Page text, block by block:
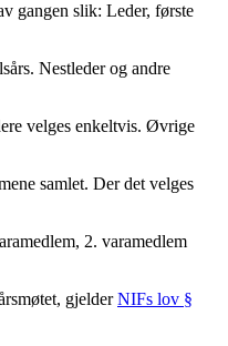
gangen slik: Leder, første
Nestleder og andre
velges enkeltvis. Øvrige
samlet. Der det velges
2. varamedlem
gjelderNIFs lov §